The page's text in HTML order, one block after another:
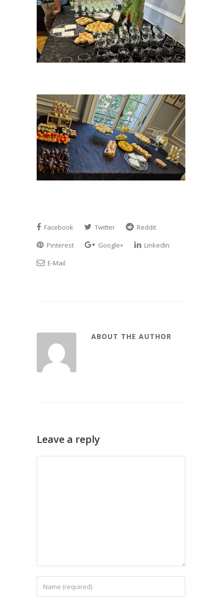
Facebook Twitter
Reddit
Pinterest
Google+
LinkedIn
E-Mail
ABOUT THE AUTHOR
Leave a reply